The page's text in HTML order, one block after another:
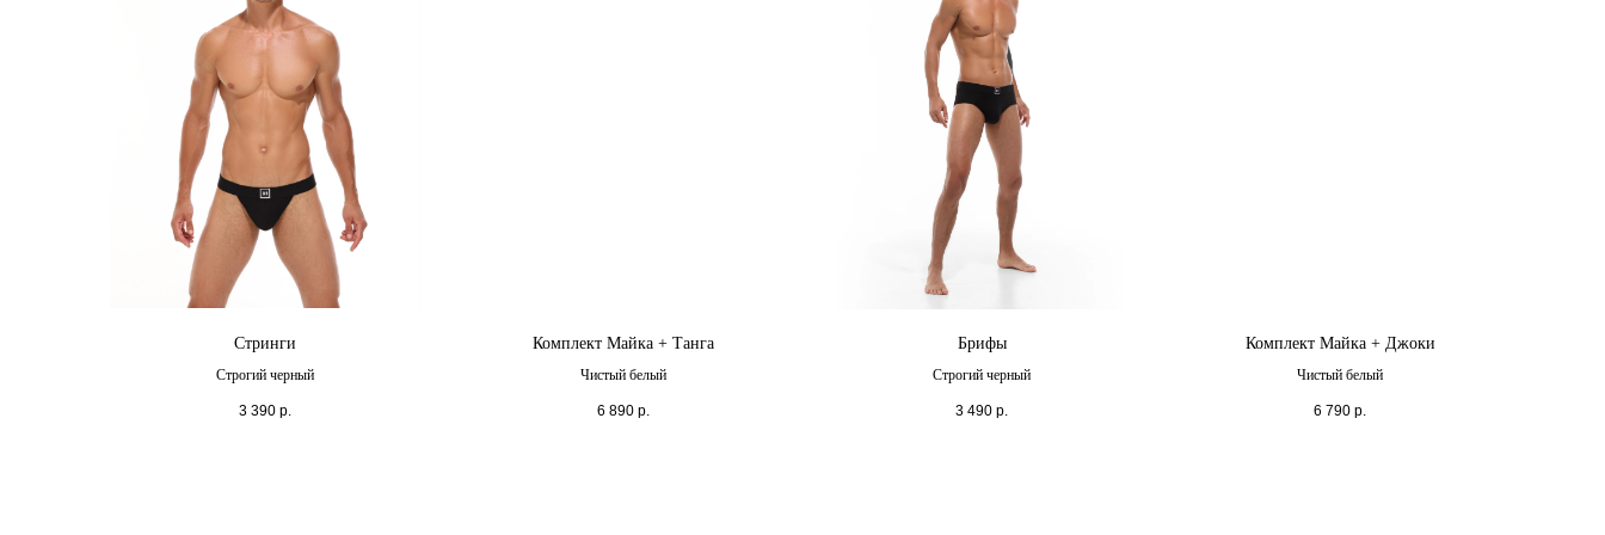
Стринги
Строгий черный
3 390 р.
Комплект Майка + Танга
Чистый белый
6 890 р.
Брифы
Строгий черный
3 490 р.
Комплект Майка + Джоки
Чистый белый
6 790 р.